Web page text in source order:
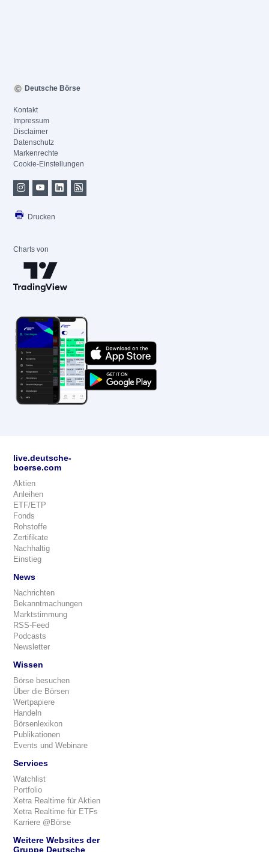
Deutsche Börse
Kontakt
Impressum
Disclaimer
Datenschutz
Markenrechte
Cookie-Einstellungen
Drucken
Charts von
live.deutsche-
boerse.com
Aktien
Anleihen
ETF/ETP
Fonds
Rohstoffe
Zertifikate
Nachhaltig
Einstieg
News
Nachrichten
Bekanntmachungen
Marktstimmung
RSS-Feed
Podcasts
Newsletter
Wissen
Börse besuchen
Über die Börsen
Wertpapiere
Handeln
Börsenlexikon
Publikationen
Events und Webinare
Services
Watchlist
Portfolio
Xetra Realtime für Aktien
Xetra Realtime für ETFs
Karriere @Börse
Weitere Websites der
Gruppe Deutsche